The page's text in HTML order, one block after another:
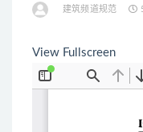
建筑频道规范
View Fullscreen